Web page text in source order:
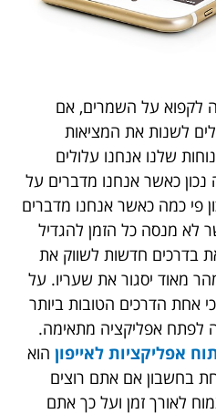
לקפוא על השמרים, אם
לשנות את המציאות
שלנו אנחנו עלולים
נכון כאשר אנחנו מדברים על
פי כמה כאשר אנחנו מדברים
לא מנסה כל הזמן להגדיל
בדרכים חדשות לשווק את
מאוד יסגור את שעריו. על
אחת הדרכים הטובות ביותר
לפתח אפליקציה מתאימה.
אפליקציות לאייפון הוא
בחשבון אם אתם רוצים
לאורך זמן ועל כך אתם